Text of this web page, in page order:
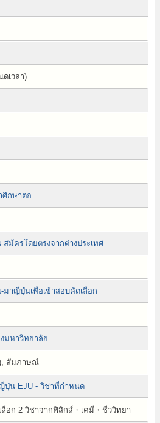
เวลา)
ศึกษาต่อ
มัครโดยตรงจากต่างประเทศ
าญี่ปุ่นเพื่อเข้าสอบคัดเลือก
มหาวิทยาลัย
สัมภาษณ์
ปุ่น EJU - วิชาที่กำหนด
ก 2 วิชาจากฟิสิกส์・เคมี・ชีววิทยา